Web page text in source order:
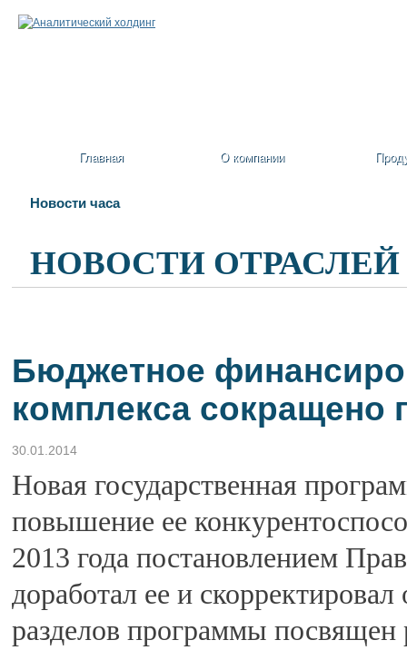
Главная О компании
Новости часа
НОВОСТИ ОТРАСЛЕЙ
Бюджетное
комплекса сокращено
30.01.2014
Новая государственная
повышение ее
2013 года постановлением
доработал ее и
разделов программы посвящен